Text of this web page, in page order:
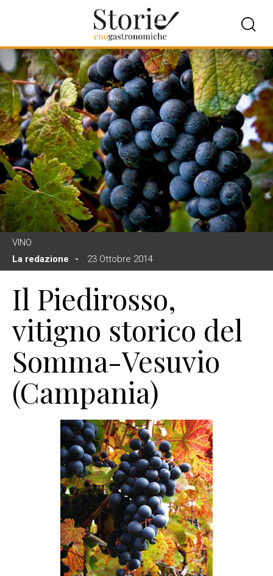
VINO
La redazione
23 Ottobre 2014
Il Piedirosso,
vitigno storico del
Somma-Vesuvio
(Campania)